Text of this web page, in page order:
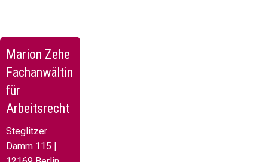
Marion Zehe
Fachanwältin
für
Arbeitsrecht
Steglitzer
Damm 115 |